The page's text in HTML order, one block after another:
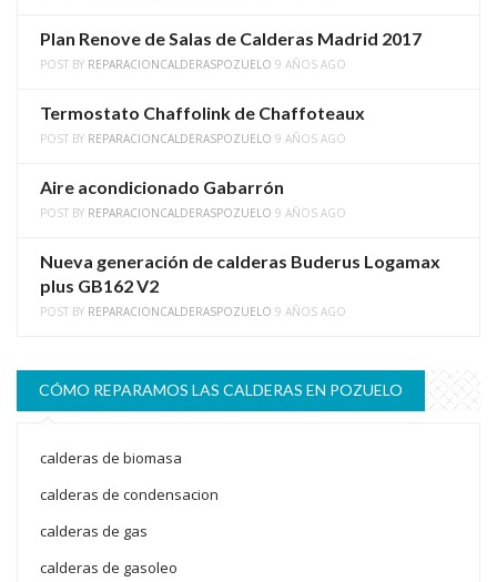
Plan Renove de Salas de Calderas Madrid 2017
POST BY REPARACIONCALDERASPOZUELO 9 AÑOS AGO
Termostato Chaffolink de Chaffoteaux
POST BY REPARACIONCALDERASPOZUELO 9 AÑOS AGO
Aire acondicionado Gabarrón
POST BY REPARACIONCALDERASPOZUELO 9 AÑOS AGO
Nueva generación de calderas Buderus Logamax
plus GB162 V2
POST BY REPARACIONCALDERASPOZUELO 9 AÑOS AGO
CÓMO REPARAMOS LAS CALDERAS EN POZUELO
calderas de biomasa
calderas de condensacion
calderas de gas
calderas de gasoleo